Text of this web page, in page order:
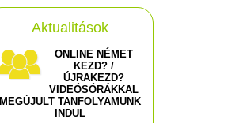
Aktualitások
ONLINE NÉMET
KEZD? /
ÚJRAKEZD?
VIDEÓSÓRÁKKAL
MEGÚJULT TANFOLYAMUNK
INDUL